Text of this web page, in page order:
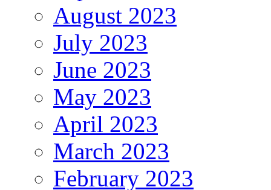
August 2023
July 2023
June 2023
May 2023
April 2023
March 2023
February 2023